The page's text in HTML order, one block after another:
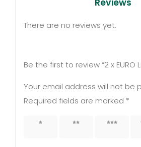
Reviews
There are no reviews yet.
Be the first to review “2 x EURO
Your email address will not be
Required fields are marked *
1 of 5 2 of 5 3 of 5